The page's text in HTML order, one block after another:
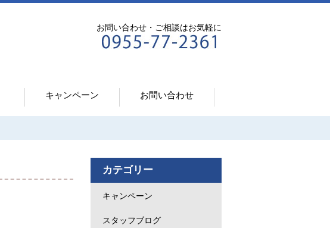
お問い合わせ・ご相談はお気軽に
キャンペーン お問い合わせ
カテゴリー
キャンペーン
スタッフブログ